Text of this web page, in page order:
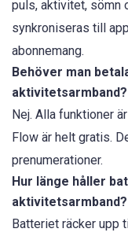
puls, aktivitet, sömn
synkroniseras till
abonnemang.
Behöver man
aktivitetsarmband?
Nej. Alla funktioner
Flow är helt gratis.
prenumerationer.
Hur länge håller
aktivitetsarmband?
Batteriet räcker upp